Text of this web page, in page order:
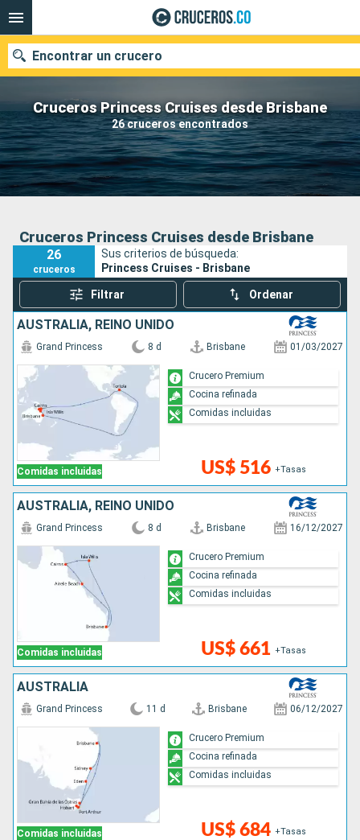
Cruceros Princess Cruises desde Brisbane
26 cruceros encontrados
Encontrar un crucero
Fecha de salida
Buscar
Cruceros Princess Cruises desde Brisbane
26
cruceros
Sus criterios de búsqueda:
Princess Cruises - Brisbane
Filtrar Ordenar
AUSTRALIA, REINO UNIDO
Comidas incluidas
Grand Princess 8 d Brisbane 01/03/2027
US$ 516 +Tasas
Crucero Premium
Cocina refinada
Comidas incluidas
AUSTRALIA, REINO UNIDO
Comidas incluidas
Grand Princess 8 d Brisbane 16/12/2027
US$ 661 +Tasas
Crucero Premium
Cocina refinada
Comidas incluidas
AUSTRALIA
Comidas incluidas
Grand Princess 11 d Brisbane 06/12/2027
US$ 684 +Tasas
Crucero Premium
Cocina refinada
Comidas incluidas